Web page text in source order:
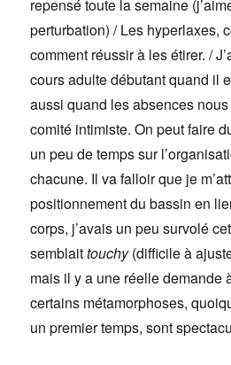
repensé toute la semaine
perturbation) / Les hyperlaxes,
comment réussir à les étirer. /
cours adulte débutant quand il
aussi quand les absences
comité intimiste. On peut faire
un peu de temps sur
chacune. Il va falloir que je
positionnement du bassin en
corps, j’avais un peu survolé
semblaittouchy(difficile à
mais il y a une réelle demande
certains métamorphoses,
un premier temps, sont